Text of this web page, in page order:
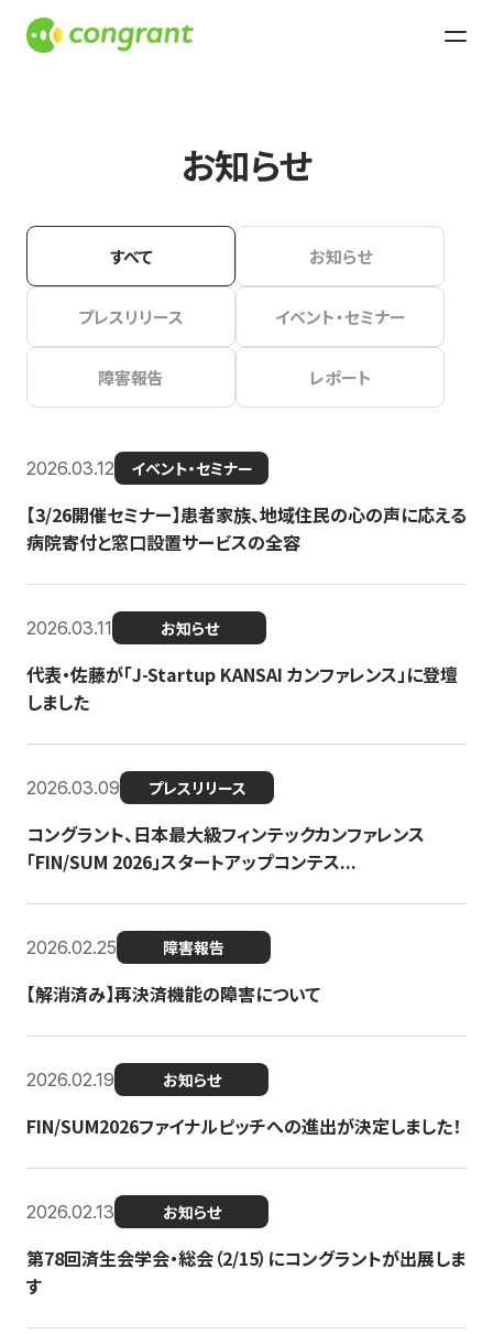
お知らせ
すべて お知らせ
プレスリリース イベント・セミナー
障害報告 レポート
2026.03.12 イベント・セミナー
【3/26開催セミナー】患者家族、地域住民の心の声に応える
病院寄付と窓口設置サービスの全容
2026.03.11 お知らせ
代表・佐藤が「J-Startup KANSAI カンファレンス」に登壇
しました
2026.03.09 プレスリリース
コングラント、日本最大級フィンテックカンファレンス
「FIN/SUM 2026」スタートアップコンテス...
2026.02.25 障害報告
【解消済み】再決済機能の障害について
2026.02.19 お知らせ
FIN/SUM2026ファイナルピッチへの進出が決定しました！
2026.02.13 お知らせ
第78回済生会学会・総会（2/15）にコングラントが出展しま
す